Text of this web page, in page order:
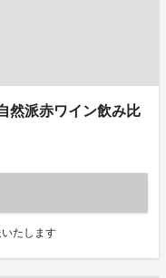
然派赤ワイン飲み比
たします